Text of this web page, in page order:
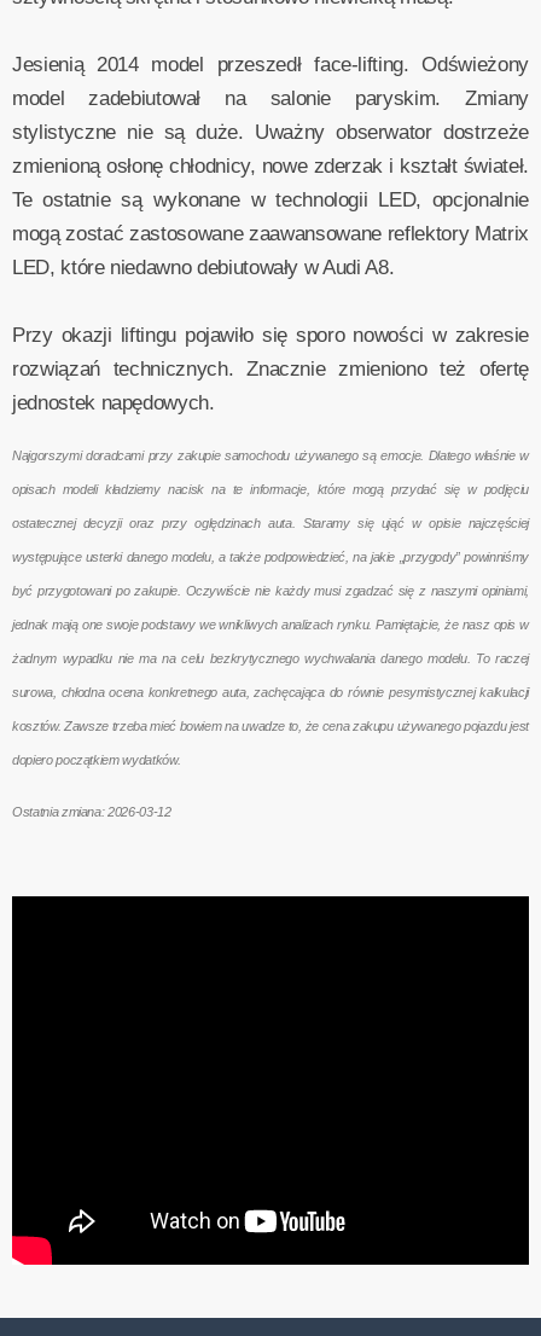
Jesienią 2014 model przeszedł face-lifting. Odświeżony
model zadebiutował na salonie paryskim. Zmiany
stylistyczne nie są duże. Uważny obserwator dostrzeże
zmienioną osłonę chłodnicy, nowe zderzak i kształt świateł.
Te ostatnie są wykonane w technologii LED, opcjonalnie
mogą zostać zastosowane zaawansowane reflektory Matrix
LED, które niedawno debiutowały w Audi A8.
Przy okazji liftingu pojawiło się sporo nowości w zakresie
rozwiązań technicznych. Znacznie zmieniono też ofertę
jednostek napędowych.
Najgorszymi doradcami przy zakupie samochodu używanego są emocje. Dlatego właśnie w
opisach modeli kładziemy nacisk na te informacje, które mogą przydać się w podjęciu
ostatecznej decyzji oraz przy oględzinach auta. Staramy się ująć w opisie najczęściej
występujące usterki danego modelu, a także podpowiedzieć, na jakie „przygody” powinniśmy
być przygotowani po zakupie. Oczywiście nie każdy musi zgadzać się z naszymi opiniami,
jednak mają one swoje podstawy we wnikliwych analizach rynku. Pamiętajcie, że nasz opis w
żadnym wypadku nie ma na celu bezkrytycznego wychwalania danego modelu. To raczej
surowa, chłodna ocena konkretnego auta, zachęcająca do równie pesymistycznej kalkulacji
kosztów. Zawsze trzeba mieć bowiem na uwadze to, że cena zakupu używanego pojazdu jest
dopiero początkiem wydatków.
Ostatnia zmiana: 2026-03-12